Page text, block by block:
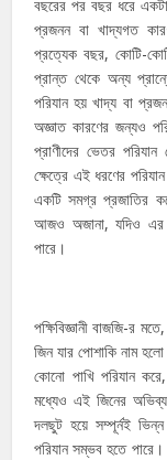
বছরের পর বছর ধরে একটা
প্রজনন বা খাদ্যগত
প্রত্যেক বছর, কোটি-
প্রান্ত থেকে অন্য
পরিযান হয় খাদ্য বা
অজ্ঞাত কারণের জন্যও
প্রাণীদের ভেতর
ক্ষেত্রে এই ধরণের
একটি সমগ্র প্রজাতির
আজও অজানা, যদিও এর
পারে।
পক্ষিবিজ্ঞানী বাজজি-র
জিন যার পোশাকি নাম
কোনো পাখি পরিযান
মধ্যেও এই জিনের
দলছুট হয়ে সম্পূর্নই
পরিযান সম্ভব হতে